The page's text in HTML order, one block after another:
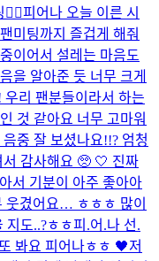
피어나 오늘 이른 시
미팅까지 즐겁게 해줘
이어서 설레는 마음도
을 알아준 듯 너무 크게
리 팬분들이라서 하는
것 같아요 너무 고마워
중 잘 보셨나요!!? 엄청
감사해요 🥺 🤍 진짜
서 기분이 아주 좋아아
웃겼어요… ㅎㅎㅎ 많이
지도..?ㅎㅎ피.어.나 선.
봐요 피어나ㅎㅎ 🖤저